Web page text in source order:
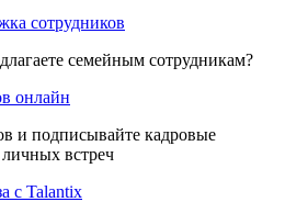
сотрудников
семейным сотрудникам?
онлайн
и подписывайте кадровые
встреч
с Talantix